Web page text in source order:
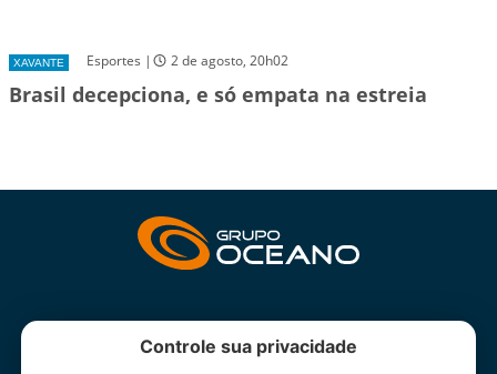
XAVANTE Esportes | 2 de agosto, 20h02
Brasil decepciona, e só empata na estreia
INSTITUCIONAL
Controle sua privacidade